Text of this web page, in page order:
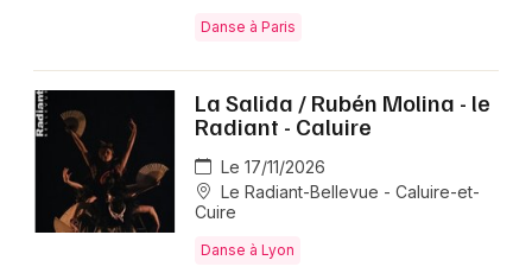
Danse à Paris
La Salida / Rubén Molina - le
Radiant - Caluire
Le 17/11/2026
Le Radiant-Bellevue - Caluire-et-
Cuire
Danse à Lyon